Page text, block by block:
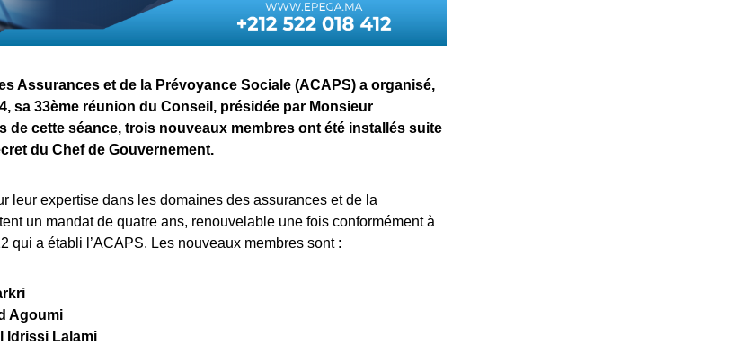
Assurances et de la Prévoyance Sociale (ACAPS) a organisé,
sa 33ème réunion du Conseil, présidée par Monsieur
de cette séance, trois nouveaux membres ont été installés suite
du Chef de Gouvernement.
leur expertise dans les domaines des assurances et de la
un mandat de quatre ans, renouvelable une fois conformément à
qui a établi l’ACAPS. Les nouveaux membres sont :
Agoumi
Idrissi Lalami